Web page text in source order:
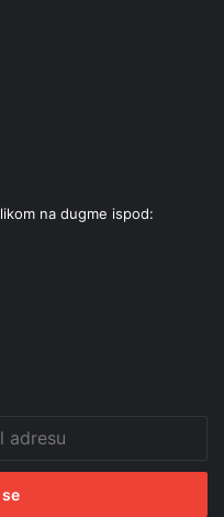
na dugme ispod: